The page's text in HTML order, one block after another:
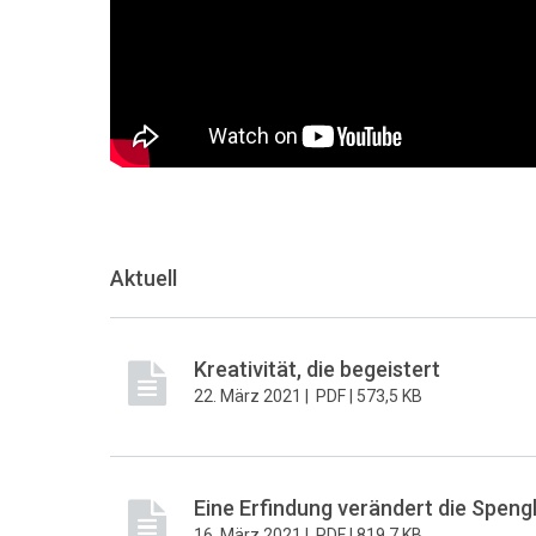
Aktuell
Kreativität, die begeistert
22. März 2021 | PDF | 573,5 KB
Eine Erfindung verändert die